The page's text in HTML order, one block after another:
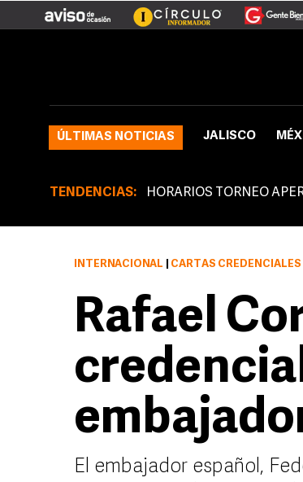
ÚLTIMAS NOTICIAS JALISCO
TENDENCIAS: HORARIOS TORNEO
INTERNACIONAL CARTAS CREDENCIALES DE LOS
Rafael
El embajador español,